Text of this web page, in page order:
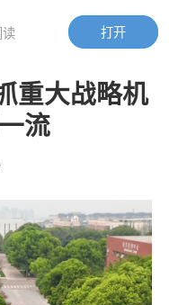
重大战略机
流
打开